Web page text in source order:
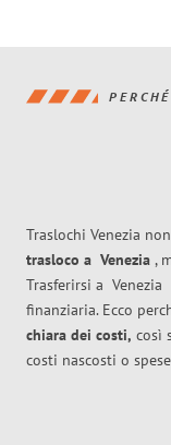
Traslochi Venezia
trasloco a Venezia ,
Trasferirsi a Venezia
finanziaria. Ecco
chiara dei costi, così
costi nascosti o